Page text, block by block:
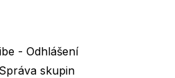
- Odhlášení
skupin